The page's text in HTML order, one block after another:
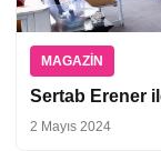
MAGAZIN
Sertab Erener
2 Mayıs 2024